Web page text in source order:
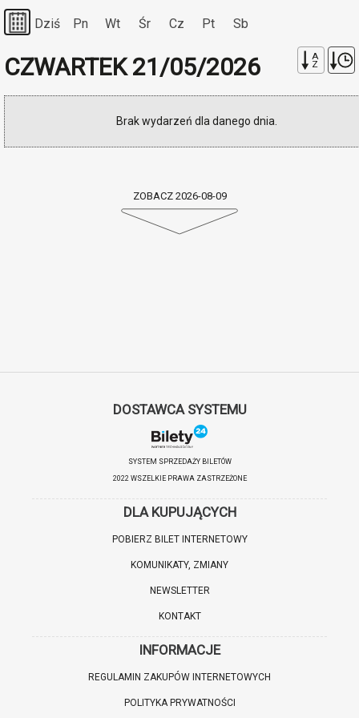
Dziś Pn Wt Śr Cz Pt Sb
CZWARTEK 21/05/2026 A
Z
Brak wydarzeń dla danego dnia.
ZOBACZ 2026-08-09
DOSTAWCA SYSTEMU
SYSTEM SPRZEDAŻY BILETÓW
2022 WSZELKIE PRAWA ZASTRZEŻONE
DLA KUPUJĄCYCH
POBIERZ BILET INTERNETOWY
KOMUNIKATY, ZMIANY
NEWSLETTER
KONTAKT
INFORMACJE
REGULAMIN ZAKUPÓW INTERNETOWYCH
POLITYKA PRYWATNOŚCI